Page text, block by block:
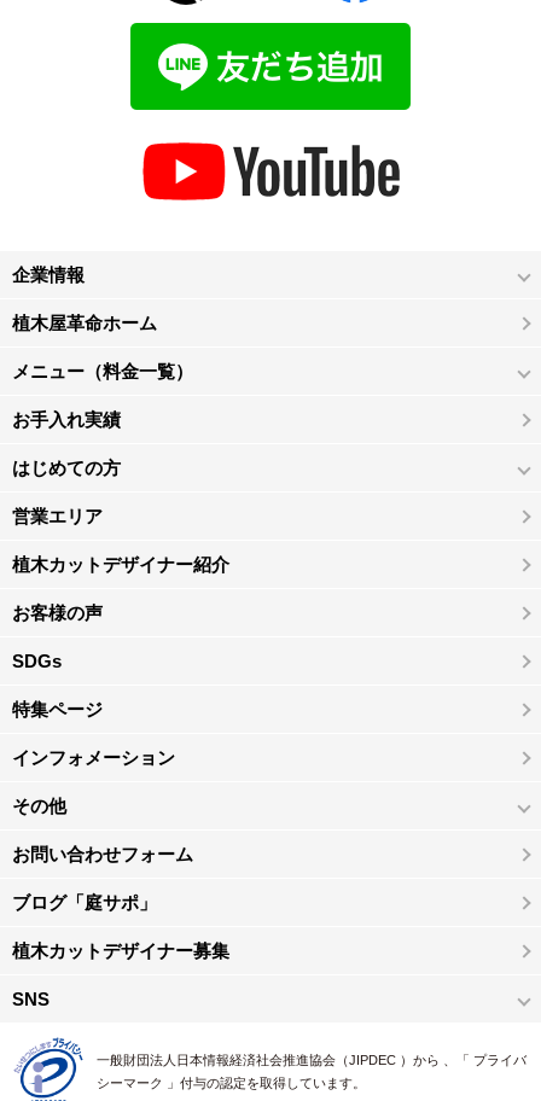
企業情報
植木屋革命ホーム
メニュー（料金一覧）
お手入れ実績
はじめての方
営業エリア
植木カットデザイナー紹介
お客様の声
SDGs
特集ページ
インフォメーション
その他
お問い合わせフォーム
ブログ「庭サポ」
植木カットデザイナー募集
SNS
一般財団法人日本情報経済社会推進協会（JIPDEC ）から 、「 プライバ
シーマーク 」付与の認定を取得しています。